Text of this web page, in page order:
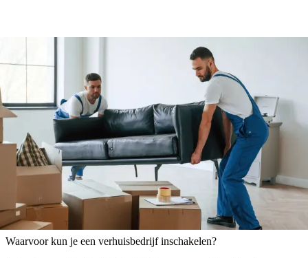
Waarvoor kun je een verhuisbedrijf inschakelen?